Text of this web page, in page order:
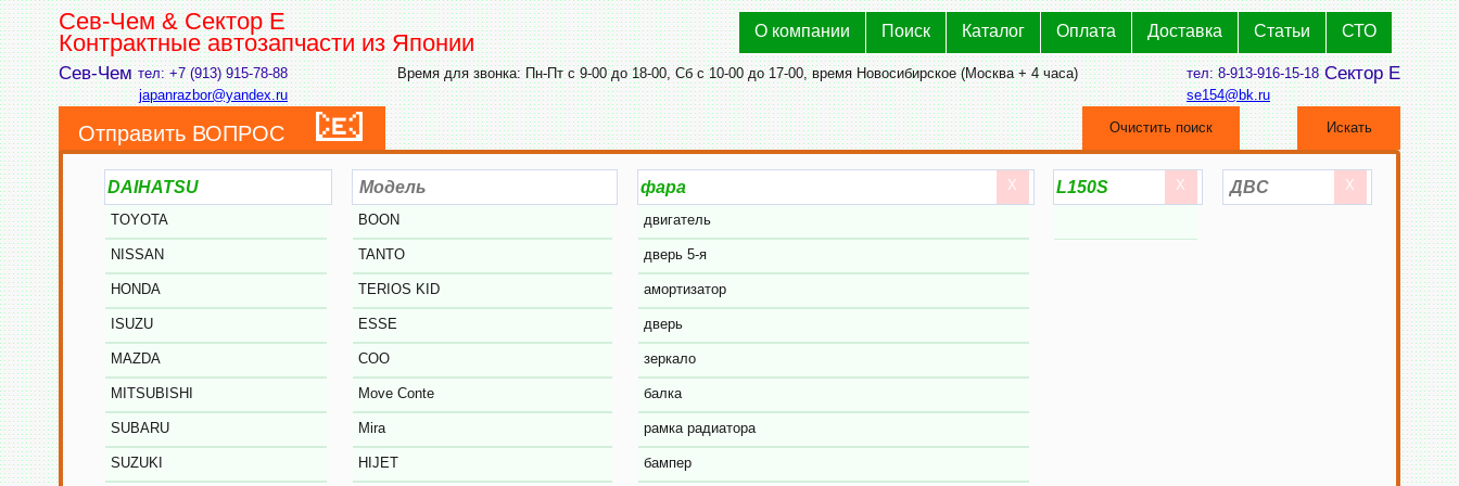
Сев-Чем & Сектор Е
Контрактные автозапчасти из Японии
О компании Поиск Каталог Оплата Доставка Статьи СТО
Сев-Чем тел: +7 (913) 915-78-88
japanrazbor@yandex.ru
Сектор Е
тел: 8-913-916-15-18
se154@bk.ru
Время для звонка: Пн-Пт с 9-00 до 18-00, Сб с 10-00 до 17-00, время Новосибирское (Москва + 4 часа)
Отправить ВОПРОС 📧 Искать
Очистить поиск
TOYOTA
NISSAN
HONDA
ISUZU
MAZDA
MITSUBISHI
SUBARU
SUZUKI
BOON
TANTO
TERIOS KID
ESSE
COO
Move Conte
Mira
HIJET
X
двигатель
дверь 5-я
амортизатор
дверь
зеркало
балка
рамка радиатора
бампер
X X